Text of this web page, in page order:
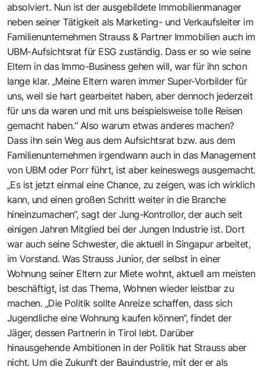
absolviert. Nun ist der ausgebildete Immobilienmanager
neben seiner Tätigkeit als Marketing- und Verkaufsleiter im
Familienunternehmen Strauss & Partner Immobilien auch im
UBM-Aufsichtsrat für ESG zuständig. Dass er so wie seine
Eltern in das Immo-Business gehen will, war für ihn schon
lange klar. „Meine Eltern waren immer Super-Vorbilder für
uns, weil sie hart gearbeitet haben, aber dennoch jederzeit
für uns da waren und mit uns beispielsweise tolle Reisen
gemacht haben.“ Also warum etwas anderes machen?
Dass ihn sein Weg aus dem Aufsichtsrat bzw. aus dem
Familienunternehmen irgendwann auch in das Management
von UBM oder Porr führt, ist aber keineswegs ausgemacht.
„Es ist jetzt einmal eine Chance, zu zeigen, was ich wirklich
kann, und einen großen Schritt weiter in die Branche
hineinzumachen“, sagt der Jung-Kontrollor, der auch seit
einigen Jahren Mitglied bei der Jungen Industrie ist. Dort
war auch seine Schwester, die aktuell in Singapur arbeitet,
im Vorstand. Was Strauss Junior, der selbst in einer
Wohnung seiner Eltern zur Miete wohnt, aktuell am meisten
beschäftigt, ist das Thema, Wohnen wieder leistbar zu
machen. „Die Politik sollte Anreize schaffen, dass sich
Jugendliche eine Wohnung kaufen können“, findet der
Jäger, dessen Partnerin in Tirol lebt. Darüber
hinausgehende Ambitionen in der Politik hat Strauss aber
nicht. Um die Zukunft der Bauindustrie, mit der er als